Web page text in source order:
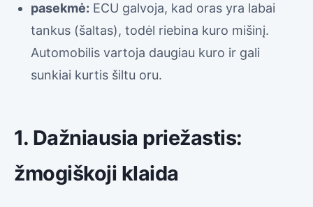
pasekmė: ECU galvoja, kad oras yra labai
tankus (šaltas), todėl riebina kuro mišinį.
Automobilis vartoja daugiau kuro ir gali
sunkiai kurtis šiltu oru.
1. Dažniausia priežastis:
žmogiškoji klaida